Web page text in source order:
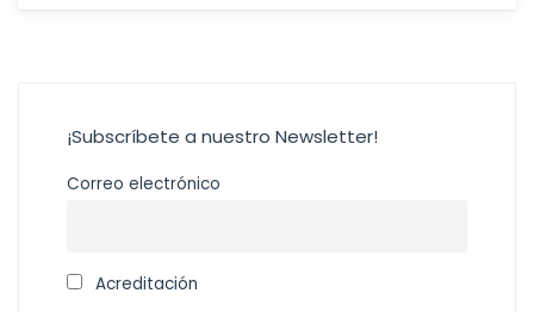
¡Subscríbete a nuestro Newsletter!
Correo electrónico
Acreditación